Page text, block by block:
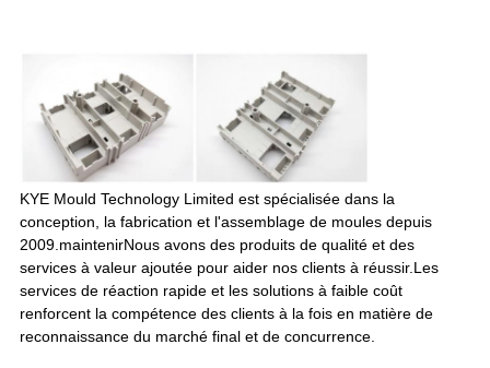
KYE Mould Technology Limited est spécialisée dans la
conception, la fabrication et l'assemblage de moules depuis
2009.maintenirNous avons des produits de qualité et des
services à valeur ajoutée pour aider nos clients à réussir.Les
services de réaction rapide et les solutions à faible coût
renforcent la compétence des clients à la fois en matière de
reconnaissance du marché final et de concurrence.